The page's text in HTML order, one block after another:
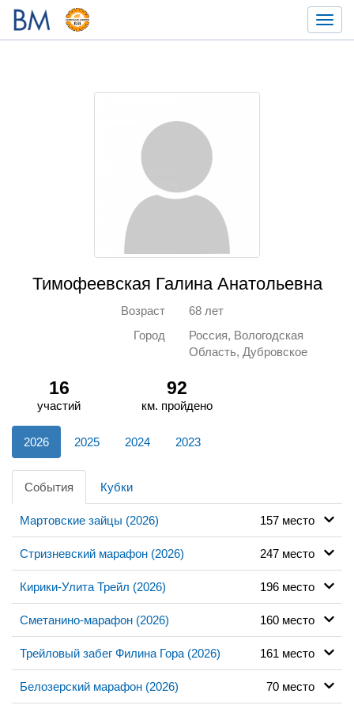
Тимофеевская Галина Анатольевна
Возраст
68 лет
Город
Россия, Вологодская
Область, Дубровское
16
участий
92
км. пройдено
2026 2025 2024 2023
События Кубки
Мартовские зайцы (2026) 157 место
Стризневский марафон (2026) 247 место
Кирики-Улита Трейл (2026) 196 место
Сметанино-марафон (2026) 160 место
Трейловый забег Филина Гора (2026) 161 место
Белозерский марафон (2026) 70 место